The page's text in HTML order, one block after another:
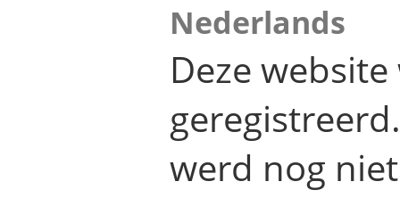
Nederlands
Deze
werd nog